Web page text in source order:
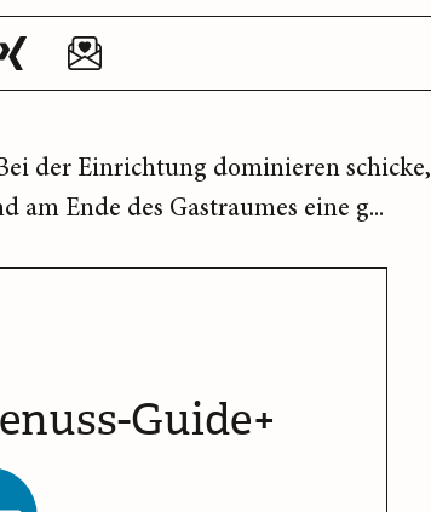
der Einrichtung dominieren schicke,
am Ende des Gastraumes eine g...
Guide+